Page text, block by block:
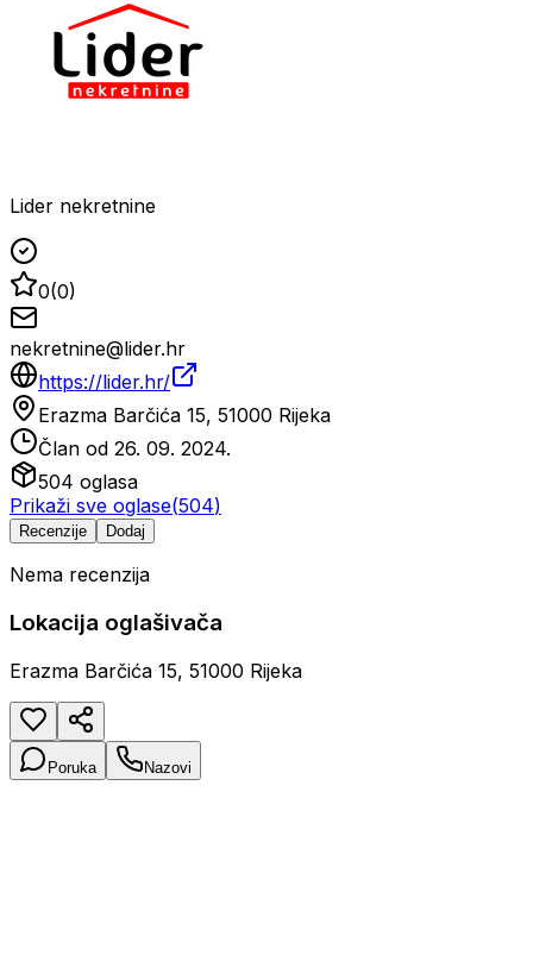
Lider nekretnine
0(0)
nekretnine@lider.hr
https://lider.hr/
Erazma Barčića 15, 51000 Rijeka
Član od 26. 09. 2024.
504 oglasa
Prikaži sve oglase(504)
Recenzije Dodaj
Nema recenzija
Lokacija oglašivača
Erazma Barčića 15, 51000 Rijeka
Poruka Nazovi